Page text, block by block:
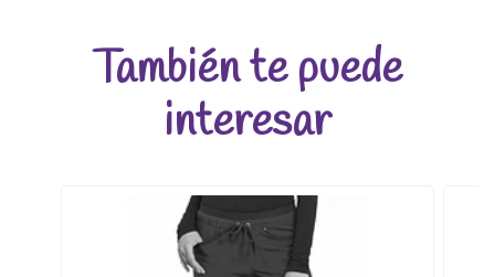
También te puede
interesar